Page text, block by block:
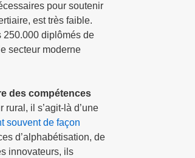
pour soutenir
est très faible.
250.000 diplômés de
secteur moderne
des compétences
il s’agit-là d’une
souvent de façon
d’alphabétisation, de
innovateurs, ils